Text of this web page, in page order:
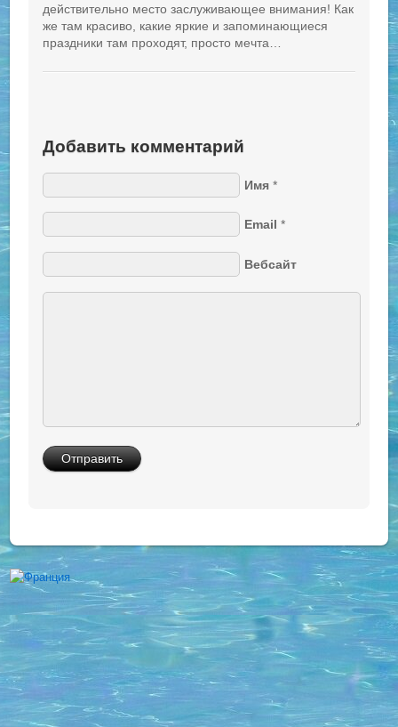
действительно место заслуживающее внимания! Как
же там красиво, какие яркие и запоминающиеся
праздники там проходят, просто мечта…
Добавить комментарий
Имя *
Email *
Вебсайт